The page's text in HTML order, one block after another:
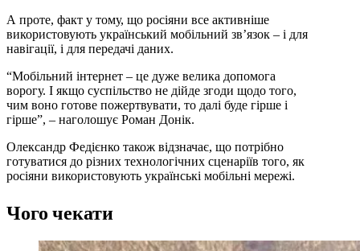
А проте, факт у тому, що росіяни все активніше
використовують український мобільний зв’язок – і для
навігації, і для передачі даних.
“Мобільний інтернет – це дуже велика допомога
ворогу. І якщо суспільство не дійде згоди щодо того,
чим воно готове пожертвувати, то далі буде гірше і
гірше”, – наголошує Роман Донік.
Олександр Федієнко також відзначає, що потрібно
готуватися до різних технологічних сценаріїв того, як
росіяни використовують українські мобільні мережі.
Чого чекати